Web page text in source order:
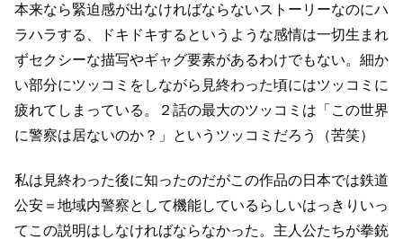
本来なら緊迫感が出なければならないストーリーなのにハ
ラハラする、ドキドキするというような感情は一切生まれ
ずセクシーな描写やギャグ要素があるわけでもない。 細か
い部分にツッコミをしながら見終わった頃にはツッコミに
疲れてしまっている。
２話の最大のツッコミは「この世界
に警察は居ないのか？」というツッコミだろう（苦笑）
私は見終わった後に知ったのだがこの作品の日本では鉄道
公安＝地域内警察として機能しているらしいはっきりいっ
てこの説明はしなければならなかった。 主人公たちが拳銃